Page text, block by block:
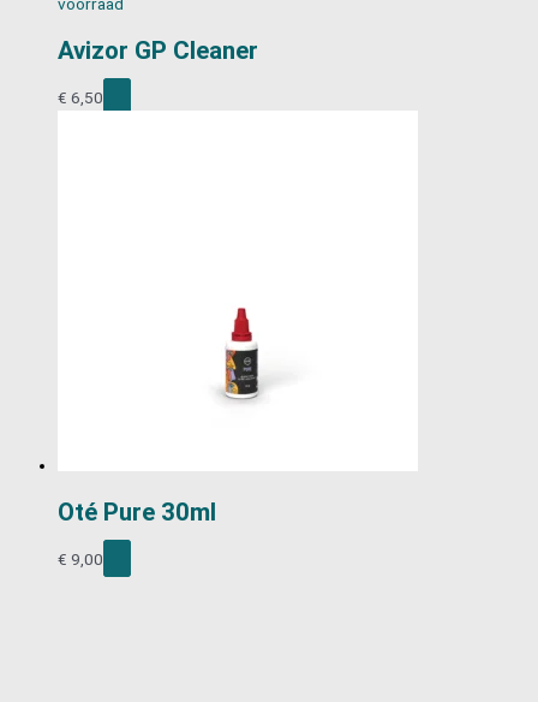
Avizor GP Cleaner
€ 6,50
Oté Pure 30ml
€ 9,00